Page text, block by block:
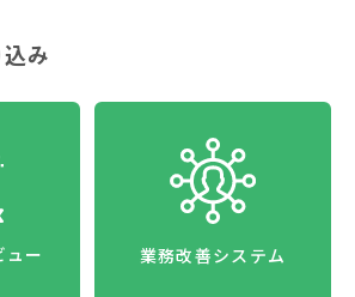
み
ュー 業務改善システム